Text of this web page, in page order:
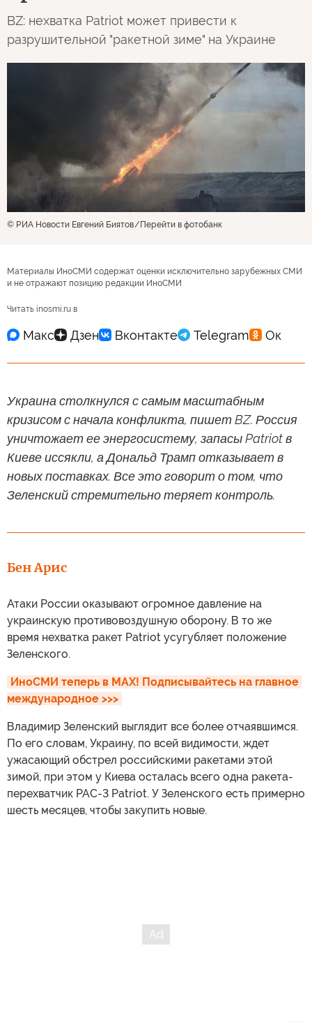
BZ: нехватка Patriot может привести к
разрушительной "ракетной зиме" на Украине
© РИА Новости Евгений Биятов Перейти в фотобанк
Материалы ИноСМИ содержат оценки исключительно зарубежных СМИ
и не отражают позицию редакции ИноСМИ
Читать inosmi.ru в
Украина столкнулся с самым масштабным
кризисом с начала конфликта, пишет BZ. Россия
уничтожает ее энергосистему, запасы Patriot в
Киеве иссякли, а Дональд Трамп отказывает в
новых поставках. Все это говорит о том, что
Зеленский стремительно теряет контроль.
Бен Арис
Атаки России оказывают огромное давление на
украинскую противовоздушную оборону. В то же
время нехватка ракет Patriot усугубляет положение
Зеленского.
ИноСМИ теперь в MAX! Подписывайтесь на главное
международное >>>
Владимир Зеленский выглядит все более отчаявшимся.
По его словам, Украину, по всей видимости, ждет
ужасающий обстрел российскими ракетами этой
зимой, при этом у Киева осталась всего одна ракета-
перехватчик PAC-3 Patriot. У Зеленского есть примерно
шесть месяцев, чтобы закупить новые.